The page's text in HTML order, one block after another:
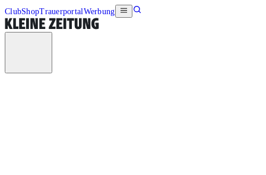
ClubShopTrauerportalWerbung